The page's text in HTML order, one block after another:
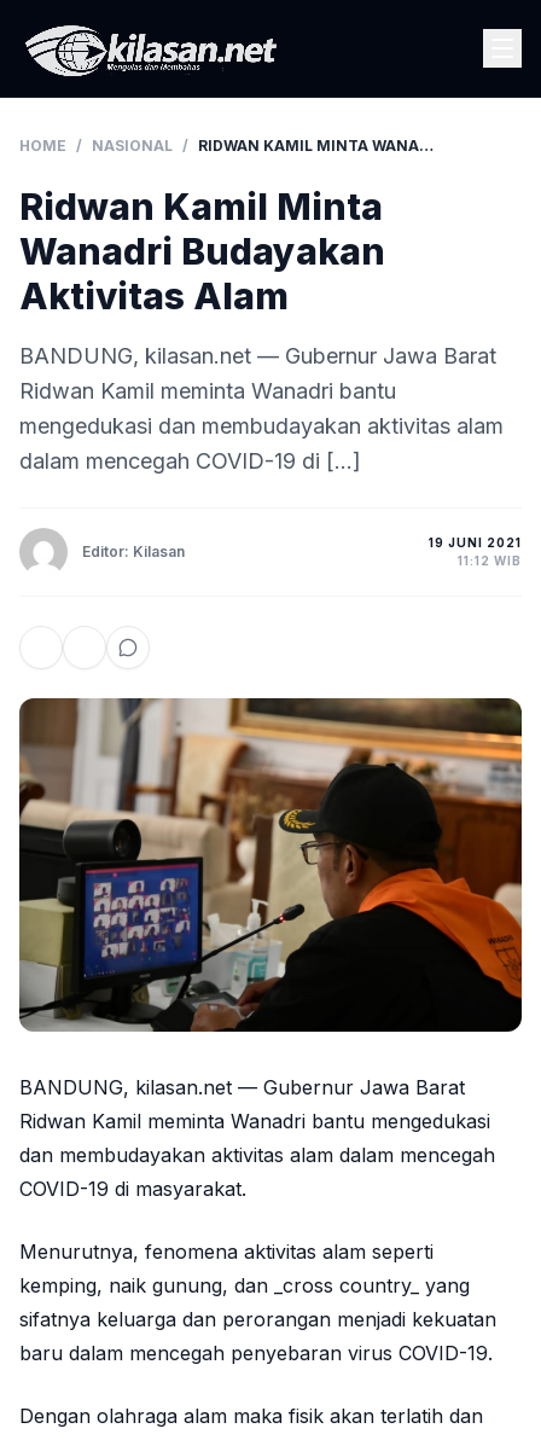
HOME / NASIONAL / RIDWAN KAMIL MINTA WANADRI BUDAYAKAN AKTIVITAS ALAM
Ridwan Kamil Minta
Wanadri Budayakan
Aktivitas Alam
BANDUNG, kilasan.net — Gubernur Jawa Barat
Ridwan Kamil meminta Wanadri bantu
mengedukasi dan membudayakan aktivitas alam
dalam mencegah COVID-19 di […]
Editor: Kilasan
19 JUNI 2021
11:12 WIB
BANDUNG, kilasan.net — Gubernur Jawa Barat
Ridwan Kamil meminta Wanadri bantu mengedukasi
dan membudayakan aktivitas alam dalam mencegah
COVID-19 di masyarakat.
Menurutnya, fenomena aktivitas alam seperti
kemping, naik gunung, dan _cross country_ yang
sifatnya keluarga dan perorangan menjadi kekuatan
baru dalam mencegah penyebaran virus COVID-19.
Dengan olahraga alam maka fisik akan terlatih dan